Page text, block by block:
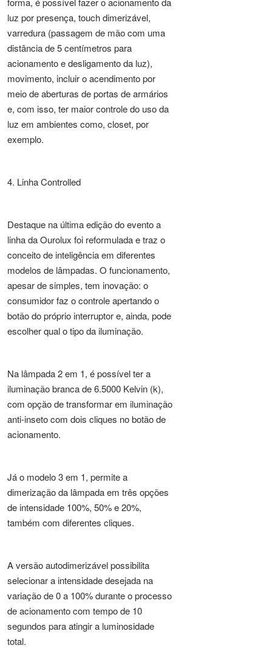
luz por presença, touch dimerizável,
varredura (passagem de mão com uma
distância de 5 centímetros para
acionamento e desligamento da luz),
movimento, incluir o acendimento por
meio de aberturas de portas de armários
e, com isso, ter maior controle do uso da
luz em ambientes como, closet, por
exemplo.
4. Linha Controlled
Destaque na última edição do evento a
linha da Ourolux foi reformulada e traz o
conceito de inteligência em diferentes
modelos de lâmpadas. O funcionamento,
apesar de simples, tem inovação: o
consumidor faz o controle apertando o
botão do próprio interruptor e, ainda, pode
escolher qual o tipo da iluminação.
Na lâmpada 2 em 1, é possível ter a
iluminação branca de 6.5000 Kelvin (k),
com opção de transformar em iluminação
anti-inseto com dois cliques no botão de
acionamento.
Já o modelo 3 em 1, permite a
dimerização da lâmpada em três opções
de intensidade 100%, 50% e 20%,
também com diferentes cliques.
A versão autodimerizável possibilita
selecionar a intensidade desejada na
variação de 0 a 100% durante o processo
de acionamento com tempo de 10
segundos para atingir a luminosidade
total.